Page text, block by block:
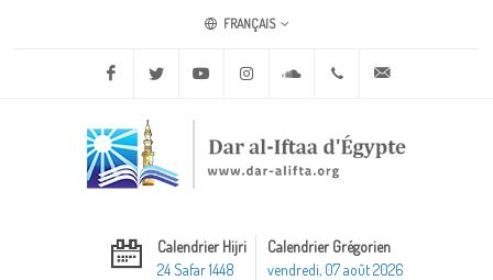
FRANÇAIS
Facebook Twitter Youtube Instagram Soundcloud+20 2 25970400
Calendrier Hijri
24 Safar 1448
Calendrier Grégorien
vendredi, 07 août 2026